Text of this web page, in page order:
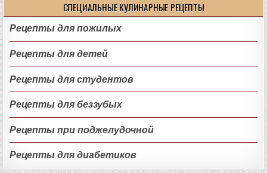
СПЕЦИАЛЬНЫЕ КУЛИНАРНЫЕ РЕЦЕПТЫ
Рецепты для пожилых
Рецепты для детей
Рецепты для студентов
Рецепты для беззубых
Рецепты при поджелудочной
Рецепты для диабетиков